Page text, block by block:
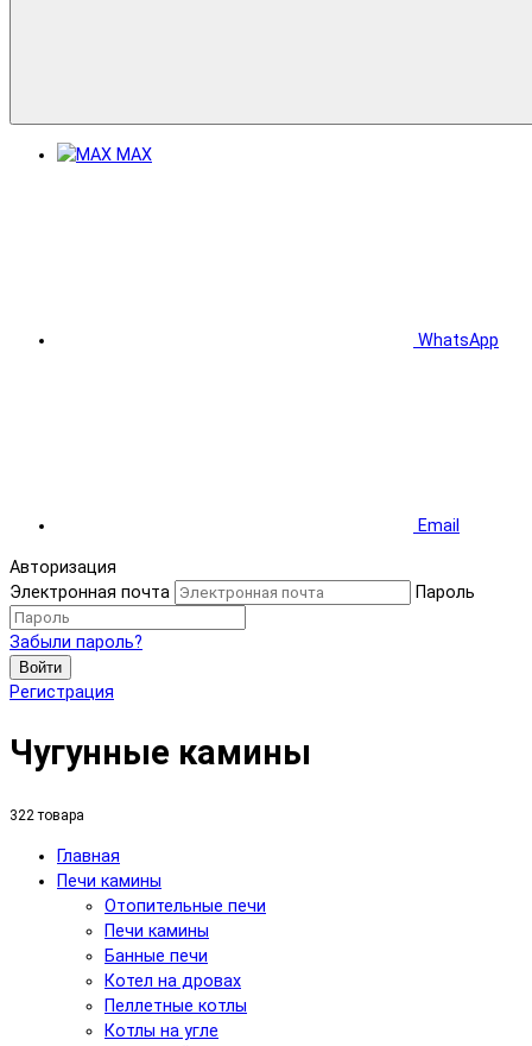
MAX
WhatsApp
Email
Авторизация
Электронная почта
Пароль
Забыли пароль?
Войти
Регистрация
Чугунные камины
322 товара
Главная
Печи камины
Отопительные печи
Печи камины
Банные печи
Котел на дровах
Пеллетные котлы
Котлы на угле